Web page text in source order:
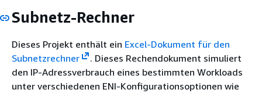
Subnetz-Rechner
Dieses Projekt enthält ein Excel-Dokument für den
Subnetzrechner
. Dieses Rechendokument simuliert
den IP-Adressverbrauch eines bestimmten Workloads
unter verschiedenen ENI-Konfigurationsoptionen wie